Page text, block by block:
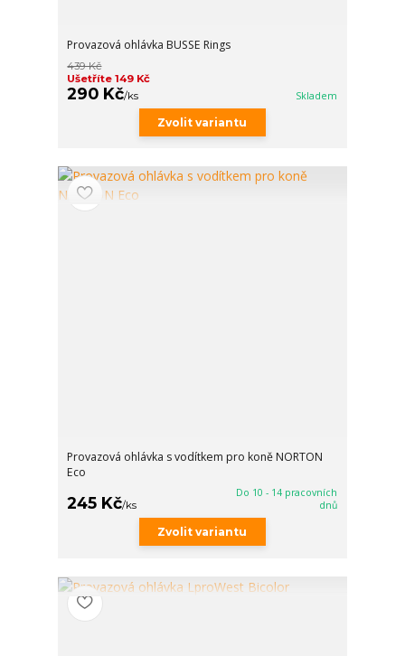
Provazová ohlávka BUSSE Rings
439 Kč
Ušetříte 149 Kč
290 Kč/ks Skladem
Zvolit variantu
Provazová ohlávka s vodítkem pro koně NORTON
Eco
245 Kč/ks
Do 10 - 14 pracovních
dnů
Zvolit variantu